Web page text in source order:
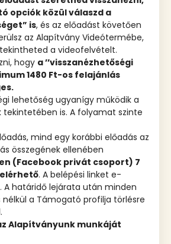
opciók közül válaszd a
is, és az előadást követően
az Alapítvány Videótermébe,
a videofelvételt.
hogy a ’’visszanézhetőségi
1480 Ft-os felajánlás
lehetőség ugyanígy működik a
tekintetében is. A folyamat szinte
mind egy korábbi előadás az
összegének ellenében
(Facebook privát csoport) 7
. A belépési linket e-
A határidő lejárata után minden
a Támogató profilja törlésre
Alapítványunk munkáját